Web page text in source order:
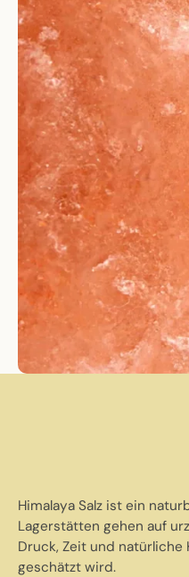
Himalaya Salz ist ein
Lagerstätten gehen auf
Druck, Zeit und
geschätzt wird.